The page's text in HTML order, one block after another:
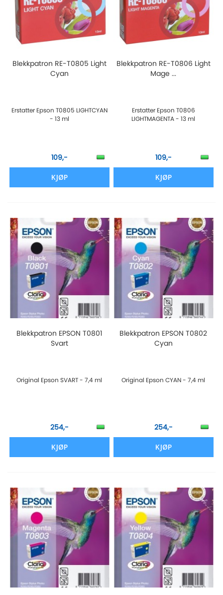
Blekkpatron RE-T0805 Light
Cyan
Erstatter Epson T0805 LIGHTCYAN
- 13 ml
109,-
KJØP
Blekkpatron RE-T0806 Light
Mage ...
Erstatter Epson T0806
LIGHTMAGENTA - 13 ml
109,-
KJØP
Blekkpatron EPSON T0801
Svart
Original Epson SVART - 7,4 ml
254,-
KJØP
Blekkpatron EPSON T0802
Cyan
Original Epson CYAN - 7,4 ml
254,-
KJØP